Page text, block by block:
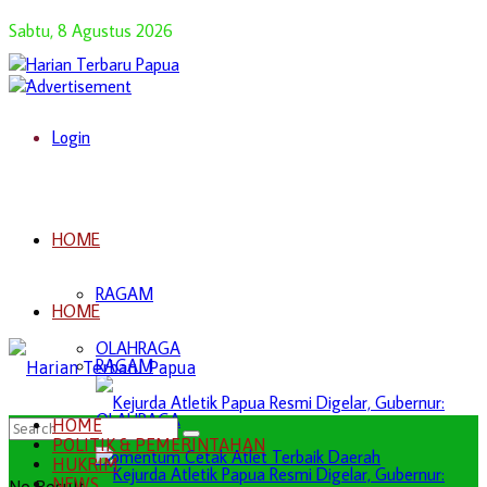
Sabtu, 8 Agustus 2026
Login
HOME
RAGAM
OLAHRAGA
HOME
RAGAM
OLAHRAGA
HOME
POLITIK & PEMERINTAHAN
HUKRIM